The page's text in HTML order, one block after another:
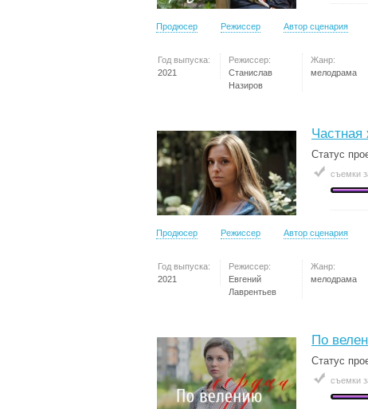
Продюсер Режиссер Автор сценария
Год выпуска:
2021
Режиссер:
Станислав
Назиров
Жанр:
мелодрама
Частная
Статус
съемки
Продюсер Режиссер Автор сценария
Год выпуска:
2021
Режиссер:
Евгений
Лаврентьев
Жанр:
мелодрама
По
Статус
съемки